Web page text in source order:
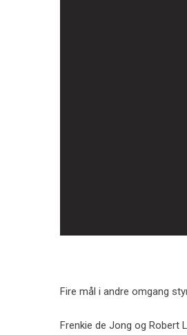
Fire mål i andre omgang
Frenkie de Jong og Robert